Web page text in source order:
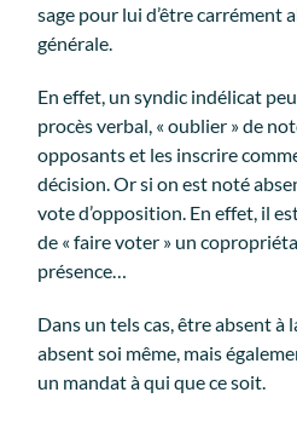
sage pour lui d’être carrément
générale.
En effet, un syndic indélicat
procès verbal, « oublier » de
opposants et les inscrire
décision. Or si on est noté
vote d’opposition. En effet, il
de « faire voter » un
présence…
Dans un tels cas, être absent
absent soi même, mais
un mandat à qui que ce soit.